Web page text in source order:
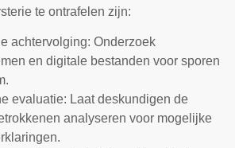
te ontrafelen zijn:
achtervolging: Onderzoek
en digitale bestanden voor sporen
evaluatie: Laat deskundigen de
analyseren voor mogelijke